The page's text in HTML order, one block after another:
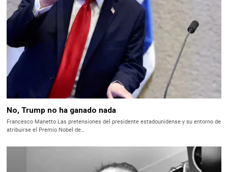
No, Trump no ha ganado nada
Francesco Manetto Las pretensiones del presidente estadounidense y su entorno de
atribuirse el Premio Nobel de…